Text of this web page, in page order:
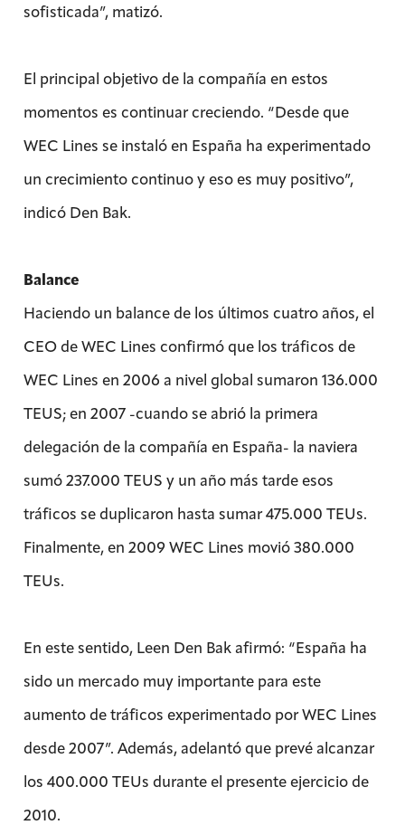
sofisticada”, matizó.
El principal objetivo de la compañía en estos
momentos es continuar creciendo. “Desde que
WEC Lines se instaló en España ha experimentado
un crecimiento continuo y eso es muy positivo”,
indicó Den Bak.
Balance
Haciendo un balance de los últimos cuatro años, el
CEO de WEC Lines confirmó que los tráficos de
WEC Lines en 2006 a nivel global sumaron 136.000
TEUS; en 2007 -cuando se abrió la primera
delegación de la compañía en España- la naviera
sumó 237.000 TEUS y un año más tarde esos
tráficos se duplicaron hasta sumar 475.000 TEUs.
Finalmente, en 2009 WEC Lines movió 380.000
TEUs.
En este sentido, Leen Den Bak afirmó: “España ha
sido un mercado muy importante para este
aumento de tráficos experimentado por WEC Lines
desde 2007”. Además, adelantó que prevé alcanzar
los 400.000 TEUs durante el presente ejercicio de
2010.